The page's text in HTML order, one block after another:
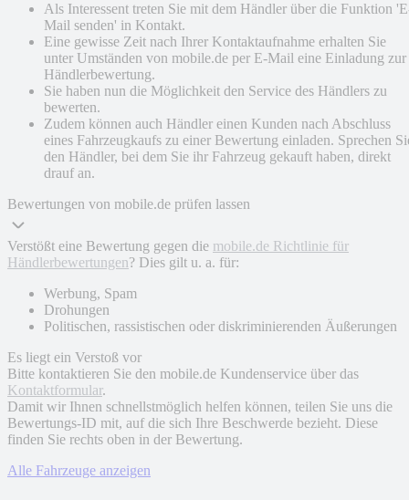
Als Interessent treten Sie mit dem Händler über die Funktion
Mail senden' in Kontakt.
Eine gewisse Zeit nach Ihrer Kontaktaufnahme erhalten Sie
unter Umständen von mobile.de per E-Mail eine Einladung zur
Händlerbewertung.
Sie haben nun die Möglichkeit den Service des Händlers zu
bewerten.
Zudem können auch Händler einen Kunden nach Abschluss
eines Fahrzeugkaufs zu einer Bewertung einladen. Sprechen
den Händler, bei dem Sie ihr Fahrzeug gekauft haben, direkt
drauf an.
Bewertungen von mobile.de prüfen lassen
Verstößt eine Bewertung gegen die mobile.de Richtlinie für
Händlerbewertungen? Dies gilt u. a. für:
Werbung, Spam
Drohungen
Politischen, rassistischen oder diskriminierenden Äußerungen
Es liegt ein Verstoß vor
Bitte kontaktieren Sie den mobile.de Kundenservice über das
Kontaktformular.
Damit wir Ihnen schnellstmöglich helfen können, teilen Sie uns die
Bewertungs-ID mit, auf die sich Ihre Beschwerde bezieht. Diese
finden Sie rechts oben in der Bewertung.
Alle Fahrzeuge anzeigen